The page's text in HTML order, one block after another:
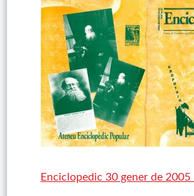
Enciclopedic 30 gener de